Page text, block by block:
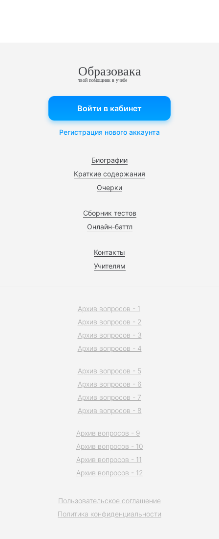
Образовака
твой помощник в учебе
Биографии
Краткие содержания
Очерки
Сборник тестов
Онлайн-баттл
Контакты
Учителям
Войти в кабинет
Регистрация нового аккаунта
Пользовательское соглашение
Политика конфиденциальности
Архив вопросов - 1
Архив вопросов - 2
Архив вопросов - 3
Архив вопросов - 4
Архив вопросов - 5
Архив вопросов - 6
Архив вопросов - 7
Архив вопросов - 8
Архив вопросов - 9
Архив вопросов - 10
Архив вопросов - 11
Архив вопросов - 12